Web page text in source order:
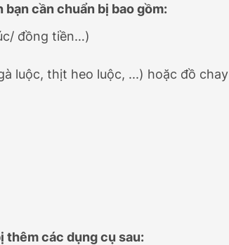
cần chuẩn bị bao gồm:
đồng tiền…)
luộc, thịt heo luộc, ...) hoặc đồ chay
thêm các dụng cụ sau: